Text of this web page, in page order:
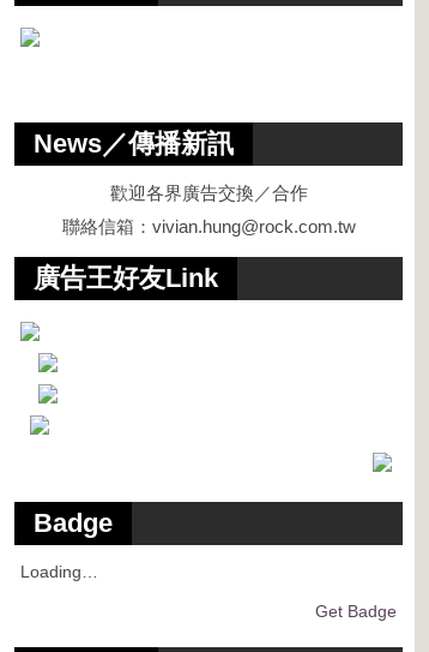
News／傳播新訊
歡迎各界廣告交換／合作
聯絡信箱： vivian.hung@rock.com.tw
廣告王好友Link
Badge
Loading…
Get Badge